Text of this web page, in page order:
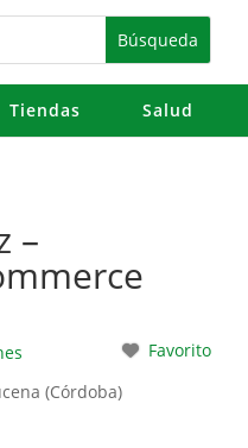
Tiendas Salud
–
Favorito
(Córdoba)